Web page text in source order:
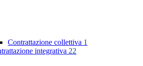
Contrattazione collettiva 1
integrativa 22